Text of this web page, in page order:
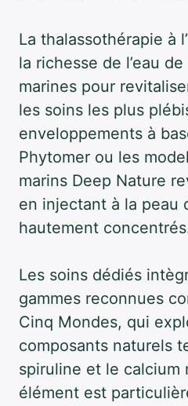
La thalassothérapie à
la richesse de l’eau
marines pour
les soins les plus
enveloppements à
Phytomer ou les
marins Deep Nature
en injectant à la peau
hautement
Les soins dédiés
gammes reconnues
Cinq Mondes, qui
composants naturels
spiruline et le calcium
élément est